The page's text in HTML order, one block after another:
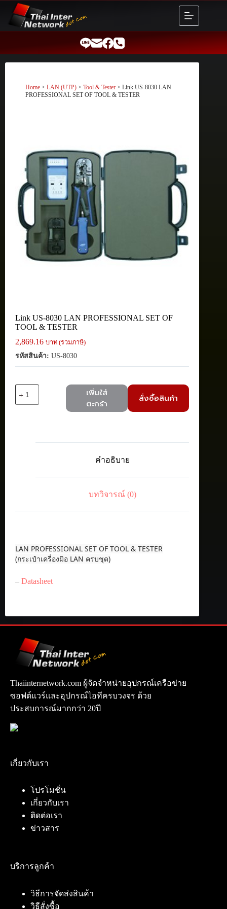
content
Home > LAN (UTP) > Tool & Tester > Link US-8030 LAN
PROFESSIONAL SET OF TOOL & TESTER
Link US-8030 LAN PROFESSIONAL SET OF
TOOL & TESTER
2,869.16 บาท (รวมภาษี)
รหัสสินค้า: US-8030
Link
TESTER
เพิ่มใส่
ตะกร้า
สั่งซื้อสินค้า
คำอธิบาย
บทวิจารณ์ (0)
LAN PROFESSIONAL SET OF TOOL & TESTER
(กระเป๋าเครื่องมิอ LAN ครบชุด)
– Datasheet
Thaiinternetwork.com ผู้จัดจำหน่ายอุปกรณ์เครือข่าย
ซอฟต์แวร์และอุปกรณ์ไอทีครบวงจร ด้วย
ประสบการณ์มากกว่า 20ปี
เกี่ยวกับเรา
โปรโมชั่น
เกี่ยวกับเรา
ติดต่อเรา
ข่าวสาร
บริการลูกค้า
วิธีการจัดส่งสินค้า
วิธีสั่งซื้อ